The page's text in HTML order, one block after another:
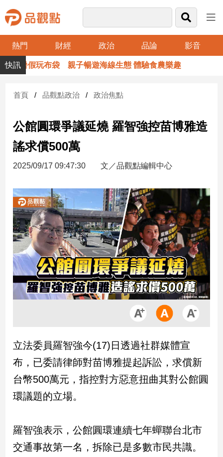
熱門 財經 政治 品論 影音
品
觀
財
台
財
新
產
經/
股
市
房
地
產
品
政
治
政
治
焦
觀
點
民
暑假玩布袋 親子暢遊海線生態 體驗食農樂趣
首頁 品觀點政治 政治焦點
公館圓環爭議延燒 羅智強控苗博雅造
謠求償500萬
2025/09/17 09:47:30 文／品觀點編輯中心
立法委員羅智強今(17)日透過社群媒體宣
布，已委請律師對苗博雅提起訴訟，求償新
台幣500萬元，指控對方惡意扭曲其對公館圓
環議題的立場。
羅智強表示，公館圓環連續七年蟬聯台北市
交通事故第一名，拆除已是多數市民共識。